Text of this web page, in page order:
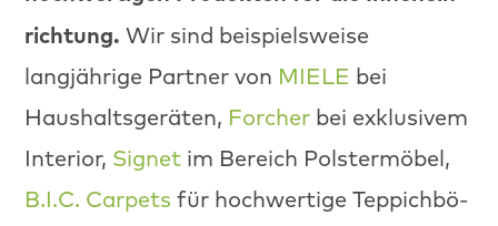
rich­tung. Wir sind beispiel­sweise
langjährige Part­ner von MIELE bei
Haushalts­geräten, Forcher bei exk­lu­sivem
Inte­ri­or, Signet im Bere­ich Pol­ster­mö­bel,
B.I.C. Car­pets für hochw­er­tige Tep­pich­bö­